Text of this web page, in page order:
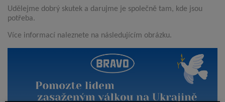
Udělejme dobrý skutek a darujme je společně tam, kde jsou
potřeba.
Více informací naleznete na následujícím obrázku.